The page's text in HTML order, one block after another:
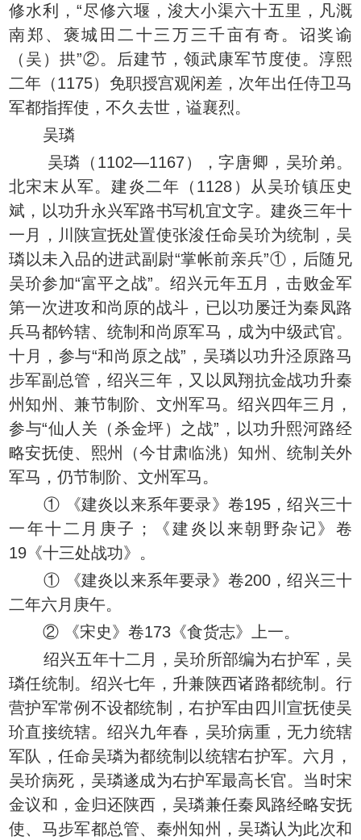
修水利，“尽修六堰，浚大小渠六十五里，凡溉
南郑、褒城田二十三万三千亩有奇。诏奖谕
（吴）拱”②。后建节，领武康军节度使。淳熙
二年（1175）免职授宫观闲差，次年出任侍卫马
军都指挥使，不久去世，谥襄烈。
吴璘
吴璘（1102—1167），字唐卿，吴玠弟。
北宋末从军。建炎二年（1128）从吴玠镇压史
斌，以功升永兴军路书写机宜文字。建炎三年十
一月，川陕宣抚处置使张浚任命吴玠为统制，吴
璘以未入品的进武副尉“掌帐前亲兵”①，后随兄
吴玠参加“富平之战”。绍兴元年五月，击败金军
第一次进攻和尚原的战斗，已以功屡迁为秦凤路
兵马都钤辖、统制和尚原军马，成为中级武官。
十月，参与“和尚原之战”，吴璘以功升泾原路马
步军副总管，绍兴三年，又以凤翔抗金战功升秦
州知州、兼节制阶、文州军马。绍兴四年三月，
参与“仙人关（杀金坪）之战”，以功升熙河路经
略安抚使、熙州（今甘肃临洮）知州、统制关外
军马，仍节制阶、文州军马。
① 《建炎以来系年要录》卷195，绍兴三十
一年十二月庚子；《建炎以来朝野杂记》卷
19《十三处战功》。
① 《建炎以来系年要录》卷200，绍兴三十
二年六月庚午。
② 《宋史》卷173《食货志》上一。
绍兴五年十二月，吴玠所部编为右护军，吴
璘任统制。绍兴七年，升兼陕西诸路都统制。行
营护军常例不设都统制，右护军由四川宣抚使吴
玠直接统辖。绍兴九年春，吴玠病重，无力统辖
军队，任命吴璘为都统制以统辖右护军。六月，
吴玠病死，吴璘遂成为右护军最高长官。当时宋
金议和，金归还陕西，吴璘兼任秦凤路经略安抚
使、马步军都总管、秦州知州，吴璘认为此次和